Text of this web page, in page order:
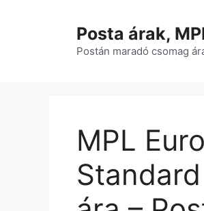
Posta árak,
Postán maradó csomag
MPL
Standard